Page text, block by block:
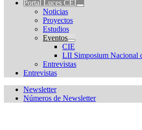
Portal Luces CEI
Noticias
Proyectos
Estudios
Eventos
CIE
LII Simposium Nacional
Entrevistas
Entrevistas
Newsletter
Números de Newsletter